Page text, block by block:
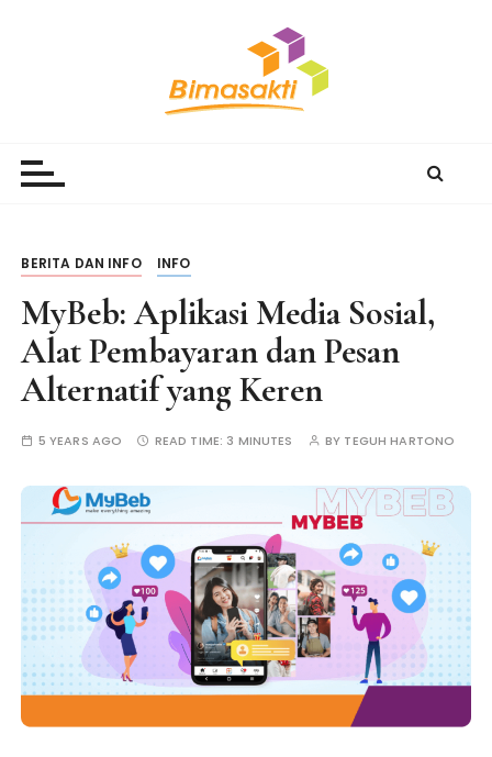
BERITA DAN INFO INFO
MyBeb: Aplikasi Media Sosial,
Alat Pembayaran dan Pesan
Alternatif yang Keren
5 YEARS AGO READ TIME: 3 MINUTES BY TEGUH HARTONO